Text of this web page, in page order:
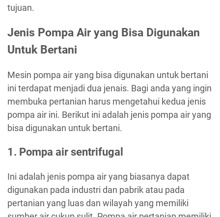
tujuan.
Jenis Pompa Air yang Bisa Digunakan
Untuk Bertani
Mesin pompa air yang bisa digunakan untuk bertani
ini terdapat menjadi dua jenais. Bagi anda yang ingin
membuka pertanian harus mengetahui kedua jenis
pompa air ini. Berikut ini adalah jenis pompa air yang
bisa digunakan untuk bertani.
1. Pompa air sentrifugal
Ini adalah jenis pompa air yang biasanya dapat
digunakan pada industri dan pabrik atau pada
pertanian yang luas dan wilayah yang memiliki